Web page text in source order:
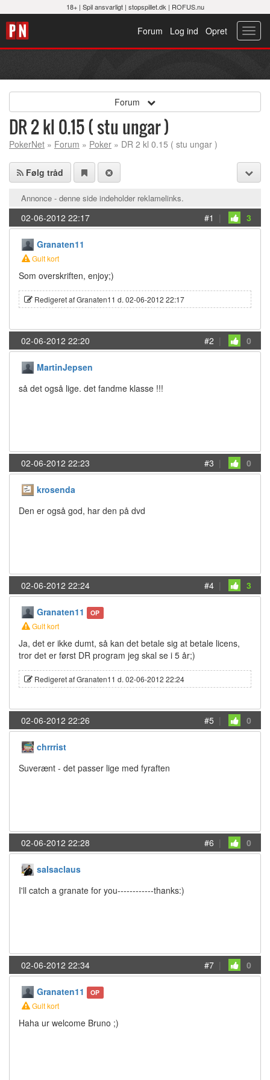
18+ | Spil ansvarligt| stopspillet.dk | ROFUS.nu
Opret
Log ind
Forum
Forum
DR 2 kl 0.15 ( stu ungar )
PokerNet » Forum » Poker » DR 2 kl 0.15 ( stu ungar )
Følg tråd
Annonce - denne side indeholder reklamelinks.
02-06-2012 22:17 #1 | 3
Granaten11
Gult kort
Som overskriften, enjoy;)
Redigeret af Granaten11 d. 02-06-2012 22:17
02-06-2012 22:20 #2 | 0
MartinJepsen
så det også lige. det fandme klasse !!!
02-06-2012 22:23 #3 | 0
krosenda
Den er også god, har den på dvd
02-06-2012 22:24 #4 | 3
Granaten11 OP
Gult kort
Ja, det er ikke dumt, så kan det betale sig at betale licens,
tror det er først DR program jeg skal se i 5 år;)
Redigeret af Granaten11 d. 02-06-2012 22:24
02-06-2012 22:26 #5 | 0
chrrrist
Suverænt - det passer lige med fyraften
02-06-2012 22:28 #6 | 0
salsaclaus
I'll catch a granate for you------------thanks:)
02-06-2012 22:34 #7 | 0
Granaten11 OP
Gult kort
Haha ur welcome Bruno ;)